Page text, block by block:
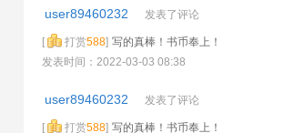
user89460232 发表了评论
[ 打赏588] 写的真棒！书币奉上！
发表时间：2022-03-03 08:38
user89460232 发表了评论
[ 打赏588] 写的真棒！书币奉上！